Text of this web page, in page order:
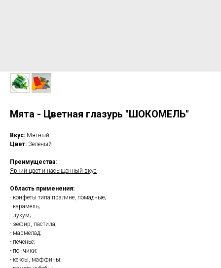
Мята - Цветная глазурь "ШОКОМЕЛЬ"
Вкус: Мятный
Цвет: Зеленый
Преимущества:
Яркий цвет и насыщенный вкус
Область применения:
- конфеты типа пралине, помадные;
- карамель;
- лукум;
- зефир, пастила;
- мармелад;
- печенье;
- пончики;
- кексы, маффины;